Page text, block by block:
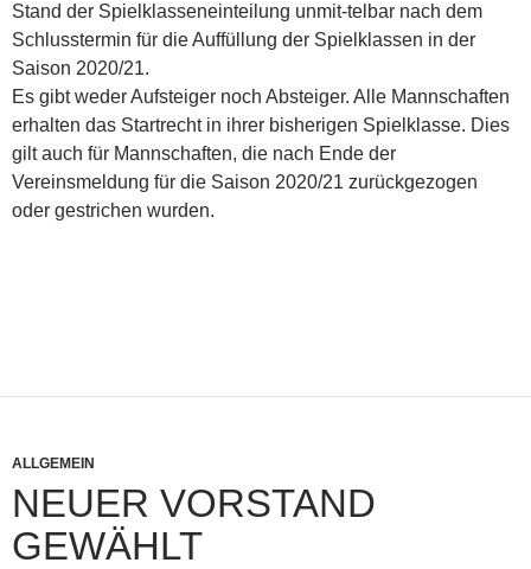
Stand der Spielklasseneinteilung unmit-telbar nach dem
Schlusstermin für die Auffüllung der Spielklassen in der
Saison 2020/21.
Es gibt weder Aufsteiger noch Absteiger. Alle Mannschaften
erhalten das Startrecht in ihrer bisherigen Spielklasse. Dies
gilt auch für Mannschaften, die nach Ende der
Vereinsmeldung für die Saison 2020/21 zurückgezogen
oder gestrichen wurden.
ALLGEMEIN
NEUER VORSTAND
GEWÄHLT